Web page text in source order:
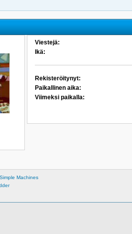
Viestejä:
Ikä:
Rekisteröitynyt:
Paikallinen aika:
Viimeksi paikalla:
Simple Machines